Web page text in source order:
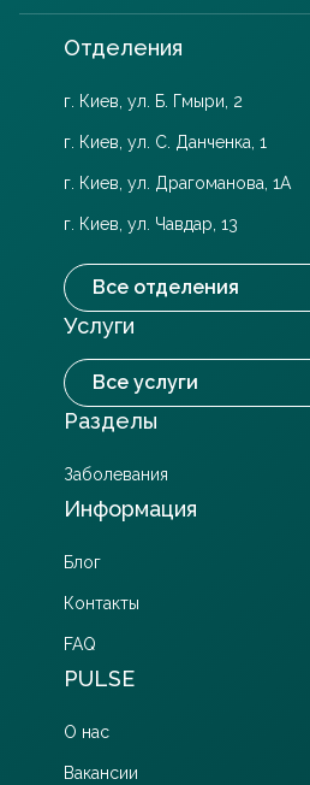
Отделения
г. Киев, ул. Б. Гмыри, 2
г. Киев, ул. С. Данченка, 1
г. Киев, ул. Драгоманова, 1А
г. Киев, ул. Чавдар, 13
Все отделения
Услуги
Все услуги
Разделы
Заболевания
Информация
Блог
Контакты
FAQ
PULSE
О нас
Вакансии